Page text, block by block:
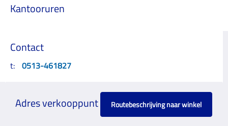
Kantooruren
Contact
t: 0513-461827
Adres verkooppunt Routebeschrijving naar winkel